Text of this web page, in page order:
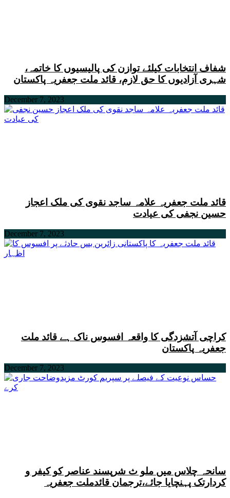
شفاف انتخابات کیلئے توازن کی پالیسیوں کا خاتمہ،
شہری آزادیوں کا حق لازم، قائد ملت جعفریہ پاکستان
December 7, 2023
قائد ملت جعفریہ علامہ ساجد نقوی کی ملک اعجاز
حسین نجفی کی عیادت
December 7, 2023
کراچی آتشزدگی کا واقعہ افسوس ناک ہے قائد ملت
جعفریہ پاکستان
December 7, 2023
سانحہ چلاس میں ملو ث شرپسند عناصر کو کیفر و
کردارتک پہنچایا جائے،ترجمان قائدملت جعفریہ